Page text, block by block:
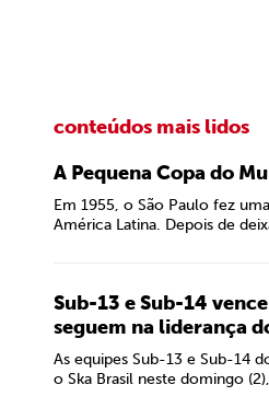
conteúdos mais lidos
A Pequena Copa do
Em 1955, o São Paulo fez
América Latina. Depois de
Sub-13 e Sub-14
seguem na liderança
As equipes Sub-13 e Sub-14
o Ska Brasil neste domingo